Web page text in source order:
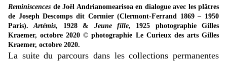
Reminiscences de Joël Andrianomearisoa en dialogue avec les plâtres
de Joseph Descomps dit Cormier (Clermont-Ferrand 1869 – 1950
Paris).Artémis, 1928 & Jeune fille, 1925 photographie Gilles
Kraemer, octobre 2020© photographie Le Curieux des arts Gilles
Kraemer, octobre 2020.
La suite du parcours dans les collections permanentes